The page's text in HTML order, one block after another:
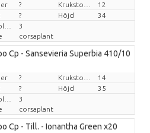
enhet
?
12
? Höjd
34
3
corsaplant
Cp - Sansevieria Superbia 410/10
enhet
?
14
? Höjd
35
3
corsaplant
Cp - Till. - Ionantha Green x20